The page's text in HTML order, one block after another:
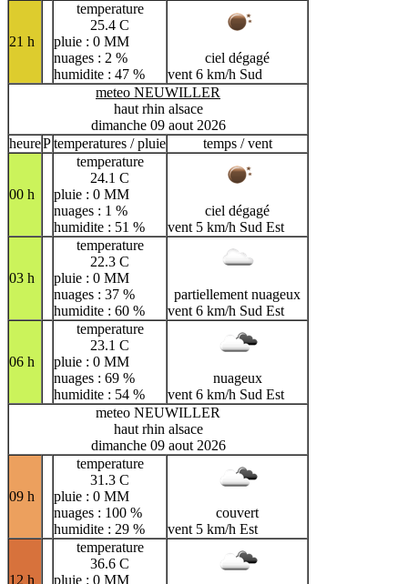
21 h
temperature
25.4 C
pluie : 0 MM
nuages : 2 %
humidite : 47 %
ciel dégagé
vent 6 km/h Sud
meteo NEUWILLER
haut rhin alsace
dimanche 09 aout 2026
heurePtemperatures / pluie temps / vent
00 h
temperature
24.1 C
pluie : 0 MM
nuages : 1 %
humidite : 51 %
ciel dégagé
vent 5 km/h Sud Est
03 h
temperature
22.3 C
pluie : 0 MM
nuages : 37 %
humidite : 60 %
partiellement nuageux
vent 6 km/h Sud Est
06 h
temperature
23.1 C
pluie : 0 MM
nuages : 69 %
humidite : 54 %
nuageux
vent 6 km/h Sud Est
meteo NEUWILLER
haut rhin alsace
dimanche 09 aout 2026
09 h
temperature
31.3 C
pluie : 0 MM
nuages : 100 %
humidite : 29 %
couvert
vent 5 km/h Est
12 h
temperature
36.6 C
pluie : 0 MM